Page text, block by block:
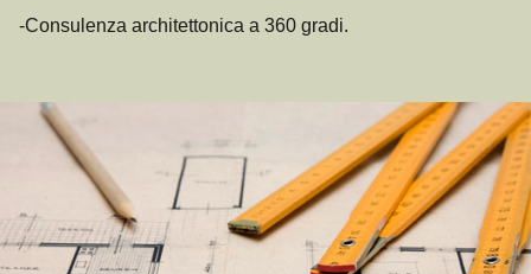
-Consulenza architettonica a 360 gradi.